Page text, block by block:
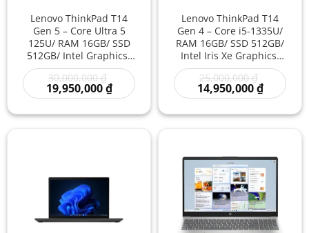
Lenovo ThinkPad T14
Gen 5 – Core Ultra 5
125U/ RAM 16GB/ SSD
512GB/ Intel Graphics/
14 inch – Laptop AI
Doanh Nghiệp Thế Hệ
Mới Hiệu Suất Cao Tiết
30,000,000₫
gốc
là:
30,000,000 ₫.
19,950,000₫Giá
hiện
là:
Lenovo ThinkPad T14
Gen 4 – Core i5-1335U/
RAM 16GB/ SSD 512GB/
Intel Iris Xe Graphics/
14 inch – Laptop Văn
Phòng Cao Cấp Tốc Độ
Nhanh Làm Việc
25,000,000₫
gốc
là:
14,950,000₫Giá
hiện
là: